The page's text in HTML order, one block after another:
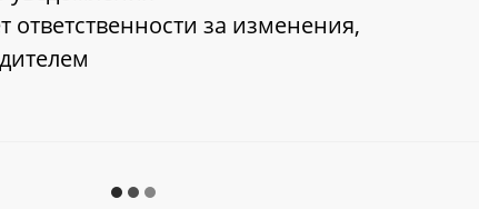
за изменения,